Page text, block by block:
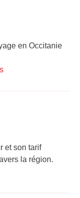
en Occitanie
et son tarif
la région.